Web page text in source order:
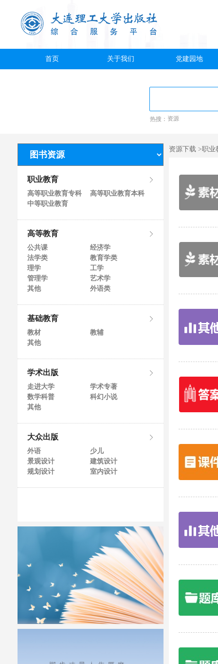
首页 关于我们 党建园地
热搜： 资源
职业教育
高等职业教育专科
高等职业教育本科
中等职业教育
高等教育
公共课
经济学
法学类
教育学类
理学
工学
管理学
艺术学
其他
外语类
基础教育
教材
教辅
其他
学术出版
走进大学
学术专著
数学科普
科幻小说
其他
大众出版
外语
少儿
景观设计
建筑设计
规划设计
室内设计
资源下载 >职